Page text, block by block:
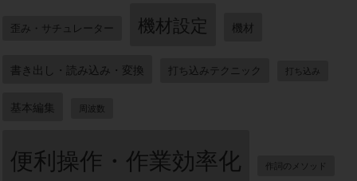
歪み・サチュレーター 機材設定 機材
書き出し・読み込み・変換 打ち込みテクニック 打ち込み
基本編集 周波数
便利操作・作業効率化 作詞のメソッド